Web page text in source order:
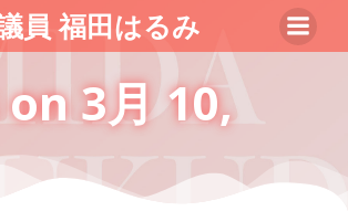
コ
ン
ン
ツ
キ
員 福田はるみ
3月 10,